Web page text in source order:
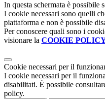
In questa schermata è possibile
I cookie necessari sono quelli
piattaforma e non è possibile
Per conoscere quali sono i
visionare la COOKIE
Cookie necessari per il
I cookie necessari per il
disabilitati. È possibile
policy.